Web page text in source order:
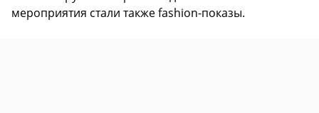
мероприятия стали также fashion-показы.